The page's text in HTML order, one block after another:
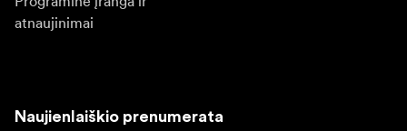
atnaujinimai
Naujienlaiškio prenumerata